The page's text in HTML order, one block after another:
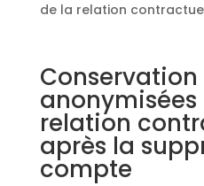
de la relation
relation
après la
compte